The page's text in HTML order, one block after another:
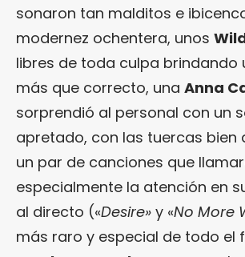
sonaron tan malditos e
modernez ochentera, unos
libres de toda culpa brindando
más que correcto, una Anna
sorprendió al personal con un
apretado, con las tuercas bien
un par de canciones que
especialmente la atención en
al directo («Desire» y «No More
más raro y especial de todo el